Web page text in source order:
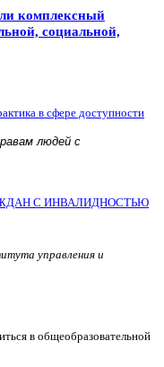
комплексный
социальной,
в сфере доступности
людей с
С ИНВАЛИДНОСТЬЮ
управления и
в общеобразовательной